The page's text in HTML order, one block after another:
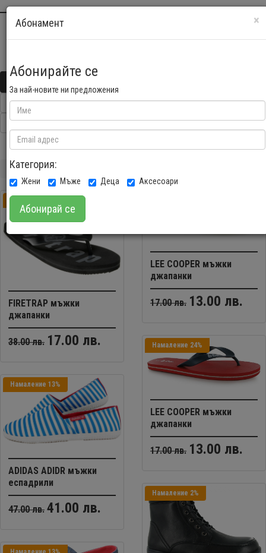
VSICHKIMARKOVIDREHI
Най-евтините маркови дрехи на едно място
Търси
Най-новите продукти
FIRETRAP мъжки
джапанки
38.00 лв. 17.00 лв.
LEE COOPER мъжки
джапанки
17.00 лв. 13.00 лв.
LEE COOPER мъжки
джапанки
17.00 лв. 13.00 лв.
Намаление 24%
ADIDAS ADIDR мъжки
еспадрили
47.00 лв. 41.00 лв.
Намаление 13%
Намаление 2%
×
Абонамент
Абонирайте се
За най-новите ни предложения
Категория:
Жени Мъже Деца Аксесоари
Абонирай се